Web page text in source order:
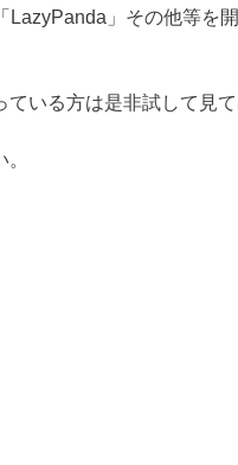
」その他等を
いる方は是非試して見て